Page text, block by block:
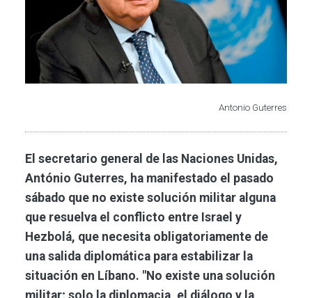
Antonio Guterres
El secretario general de las Naciones Unidas,
António Guterres, ha manifestado el pasado
sábado que no existe solución militar alguna
que resuelva el conflicto entre Israel y
Hezbolá, que necesita obligatoriamente de
una salida diplomática para estabilizar la
situación en Líbano. "No existe una solución